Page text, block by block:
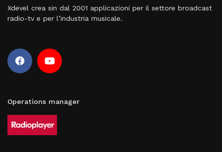
Xdevel crea sin dal 2001 applicazioni per il settore broadcast
radio-tv e per l’industria musicale.
Operations manager